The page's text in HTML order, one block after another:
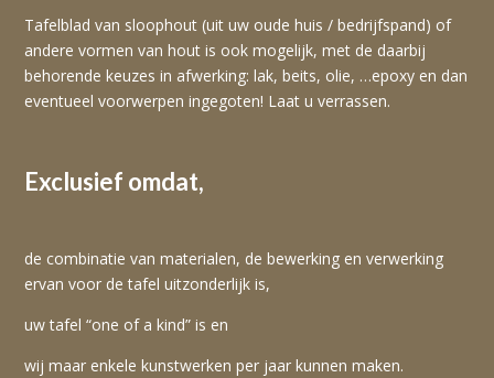
Tafelblad van sloophout (uit uw oude huis / bedrijfspand) of
andere vormen van hout is ook mogelijk, met de daarbij
behorende keuzes in afwerking: lak, beits, olie, …epoxy en dan
eventueel voorwerpen ingegoten! Laat u verrassen.
Exclusief omdat,
de combinatie van materialen, de bewerking en verwerking
ervan voor de tafel uitzonderlijk is,
uw tafel “one of a kind” is en
wij maar enkele kunstwerken per jaar kunnen maken.